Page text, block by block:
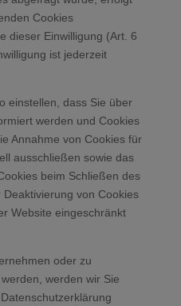
Cookies
dieser Einwilligung (Art. 6
ist jederzeit
einstellen, dass Sie über
werden und Cookies
Annahme von Cookies für
ausschließen sowie das
beim Schließen des
von Cookies
Website eingeschränkt
oder zu
werden wir Sie